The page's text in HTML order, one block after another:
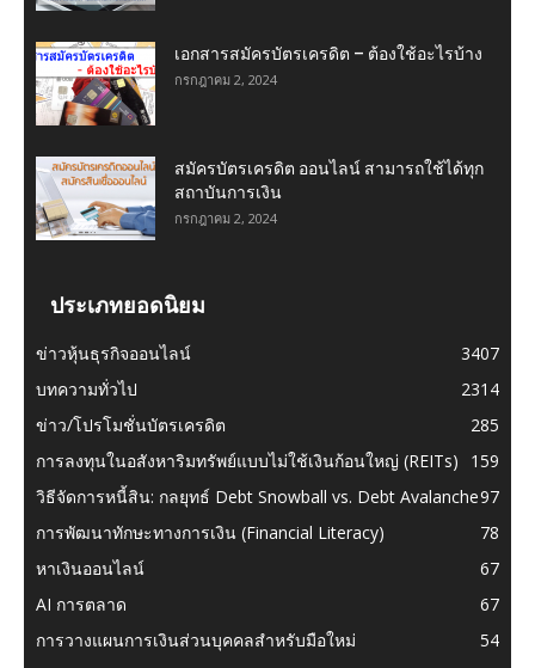
เอกสารสมัครบัตรเครดิต – ต้องใช้อะไรบ้าง
กรกฎาคม 2, 2024
สมัครบัตรเครดิต ออนไลน์ สามารถใช้ได้ทุก
สถาบันการเงิน
กรกฎาคม 2, 2024
ประเภทยอดนิยม
ข่าวหุ้นธุรกิจออนไลน์
3407
บทความทั่วไป
2314
ข่าว/โปรโมชั่นบัตรเครดิต
285
การลงทุนในอสังหาริมทรัพย์แบบไม่ใช้เงินก้อนใหญ่ (REITs)
159
วิธีจัดการหนี้สิน: กลยุทธ์ Debt Snowball vs. Debt Avalanche97
การพัฒนาทักษะทางการเงิน (Financial Literacy)
78
หาเงินออนไลน์
67
AI การตลาด
67
การวางแผนการเงินส่วนบุคคลสำหรับมือใหม่
54